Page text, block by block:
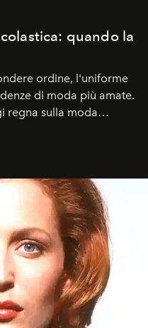
quando la
ordine, l'uniforme
di moda più amate.
regna sulla moda